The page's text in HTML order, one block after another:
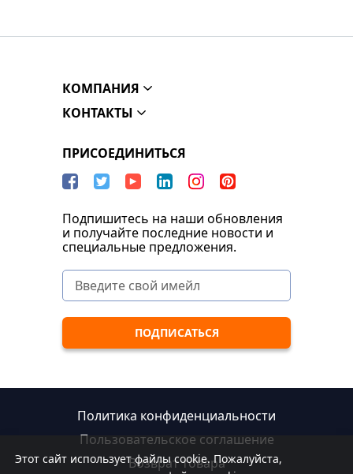
Этот сайт использует файлы cookie. Пожалуйста,
КОМПАНИЯ
КОНТАКТЫ
ПРИСОЕДИНИТЬСЯ
Подпишитесь на наши обновления
и получайте последние новости и
специальные предложения.
Политика конфиденциальности
Пользовательское соглашение
Возврат товара